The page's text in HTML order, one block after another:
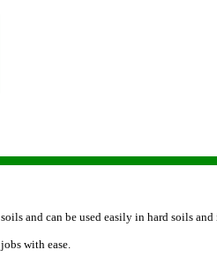
and can be used easily in hard soils
with ease.